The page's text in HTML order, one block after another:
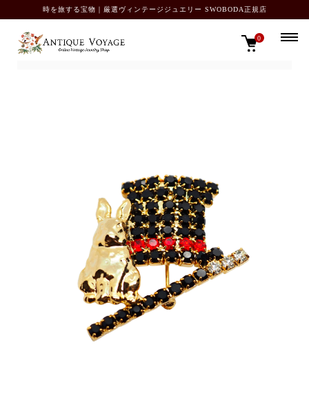
時を旅する宝物｜厳選ヴィンテージジュエリー SWOBODA正規店
0
TOP SOLD OUT カタログ